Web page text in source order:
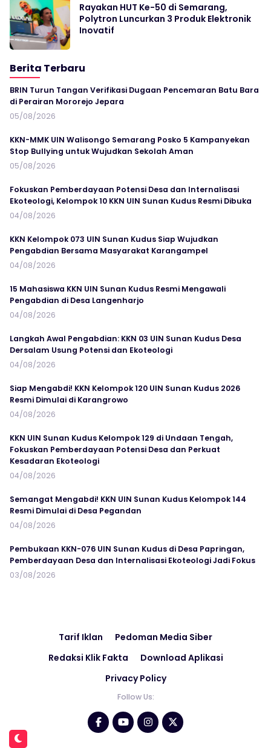
Rayakan HUT Ke-50 di Semarang,
Polytron Luncurkan 3 Produk Elektronik
Inovatif
Berita Terbaru
BRIN Turun Tangan Verifikasi Dugaan Pencemaran Batu Bara
di Perairan Mororejo Jepara
05/08/2026
KKN-MMK UIN Walisongo Semarang Posko 5 Kampanyekan
Stop Bullying untuk Wujudkan Sekolah Aman
05/08/2026
Fokuskan Pemberdayaan Potensi Desa dan Internalisasi
Ekoteologi, Kelompok 10 KKN UIN Sunan Kudus Resmi Dibuka
04/08/2026
KKN Kelompok 073 UIN Sunan Kudus Siap Wujudkan
Pengabdian Bersama Masyarakat Karangampel
04/08/2026
15 Mahasiswa KKN UIN Sunan Kudus Resmi Mengawali
Pengabdian di Desa Langenharjo
04/08/2026
Langkah Awal Pengabdian: KKN 03 UIN Sunan Kudus Desa
Dersalam Usung Potensi dan Ekoteologi
04/08/2026
Siap Mengabdi! KKN Kelompok 120 UIN Sunan Kudus 2026
Resmi Dimulai di Karangrowo
04/08/2026
KKN UIN Sunan Kudus Kelompok 129 di Undaan Tengah,
Fokuskan Pemberdayaan Potensi Desa dan Perkuat
Kesadaran Ekoteologi
04/08/2026
Semangat Mengabdi! KKN UIN Sunan Kudus Kelompok 144
Resmi Dimulai di Desa Pegandan
04/08/2026
Pembukaan KKN-076 UIN Sunan Kudus di Desa Papringan,
Pemberdayaan Desa dan Internalisasi Ekoteologi Jadi Fokus
03/08/2026
Tarif Iklan
Pedoman Media Siber
Redaksi Klik Fakta
Download Aplikasi
Privacy Policy
Follow Us: